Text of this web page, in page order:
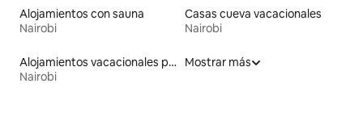
Alojamientos con sauna
Nairobi
Casas cueva vacacionales
Nairobi
Alojamientos vacacionales para familias
Nairobi
Mostrar más